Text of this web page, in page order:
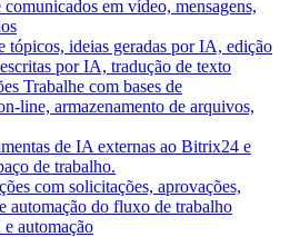
em vídeo, mensagens,
tópicos, ideias geradas por IA, edição
por IA, tradução de texto
Trabalhe com bases de
line, armazenamento de arquivos,
de IA externas ao Bitrix24 e
de trabalho.
com solicitações, aprovações,
automação do fluxo de trabalho
automação